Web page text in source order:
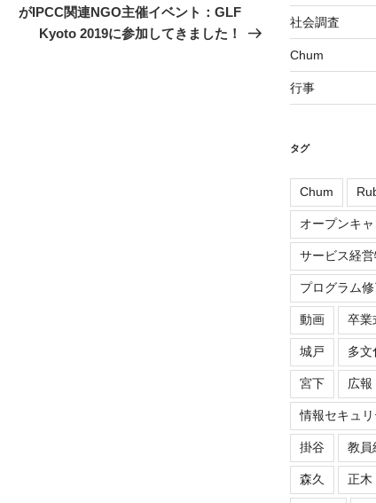
投
稿
がIPCC関連NGO主催イベント：GLF
Kyoto 2019に参加してきました！
社会調査
Chum
行事
タグ
Chum
オープンキ
サービス経
プログラム
動画 卒業
城戸 多文
宮下 広報
情報セキュ
掛谷 教員
森久 正木